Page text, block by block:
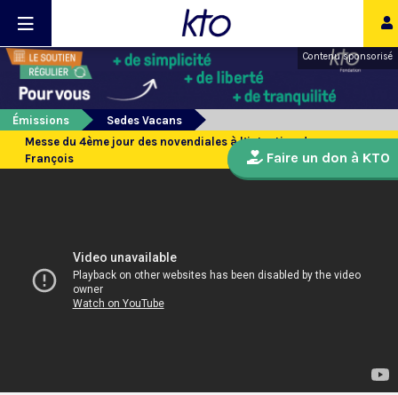
Contenu sponsorisé
Émissions
Sedes Vacans
Messe du 4ème jour des novendiales à l’intention du pape
François
Faire un don à KTO